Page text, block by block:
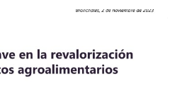
document